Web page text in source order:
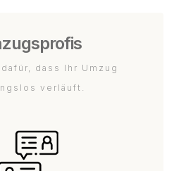
dass Ihr Umzug
verläuft.